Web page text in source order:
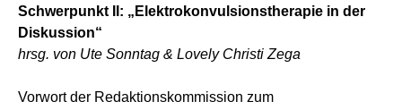
Schwerpunkt II: „Elektrokonvulsionstherapie in der
Diskussion“
hrsg. von Ute Sonntag & Lovely Christi Zega
Vorwort der Redaktionskommission zum